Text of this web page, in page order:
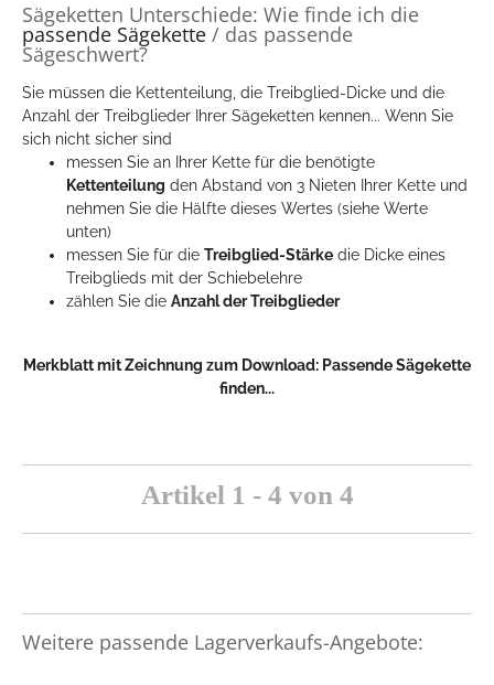
Sägeketten Unterschiede: Wie finde ich die
passende Sägekette / das passende
Sägeschwert?
Sie müssen die Kettenteilung, die Treibglied-Dicke und die
Anzahl der Treibglieder Ihrer Sägeketten kennen... Wenn Sie
sich nicht sicher sind
messen Sie an Ihrer Kette für die benötigte
Kettenteilung den Abstand von 3 Nieten Ihrer Kette und
nehmen Sie die Hälfte dieses Wertes (siehe Werte
unten)
messen Sie für die Treibglied-Stärke die Dicke eines
Treibglieds mit der Schiebelehre
zählen Sie die Anzahl der Treibglieder
Merkblatt mit Zeichnung zum Download: Passende Sägekette
finden...
Artikel 1 - 4 von 4
Weitere passende Lagerverkaufs-Angebote: